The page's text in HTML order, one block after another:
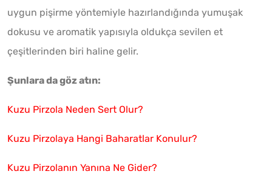
uygun pişirme yöntemiyle hazırlandığında yumuşak
dokusu ve aromatik yapısıyla oldukça sevilen et
çeşitlerinden biri haline gelir.
Şunlara da göz atın:
Kuzu Pirzola Neden Sert Olur?
Kuzu Pirzolaya Hangi Baharatlar Konulur?
Kuzu Pirzolanın Yanına Ne Gider?